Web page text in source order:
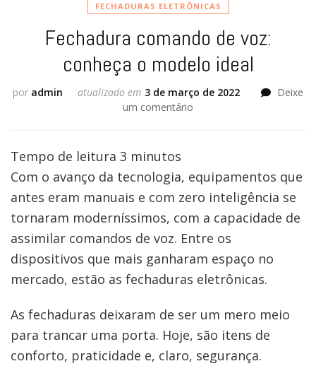
FECHADURAS ELETRÔNICAS
Fechadura comando de voz:
conheça o modelo ideal
por admin atualizado em 3 de março de 2022
Deixe
um comentário
conheça
o
ideal
Tempo de leitura 3 minutos
Com o avanço da tecnologia, equipamentos que
antes eram manuais e com zero inteligência se
tornaram moderníssimos, com a capacidade de
assimilar comandos de voz. Entre os
dispositivos que mais ganharam espaço no
mercado, estão as fechaduras eletrônicas.
As fechaduras deixaram de ser um mero meio
para trancar uma porta. Hoje, são itens de
conforto, praticidade e, claro, segurança.